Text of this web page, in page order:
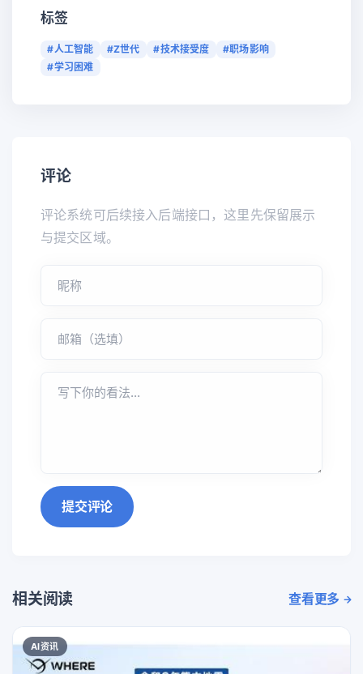
标签
#人工智能 #Z世代 #技术接受度
#职场影响
#学习困难
评论
评论系统可后续接入后端接口，这里先保留展示
与提交区域。
提交评论
相关阅读 查看更多
AI资讯